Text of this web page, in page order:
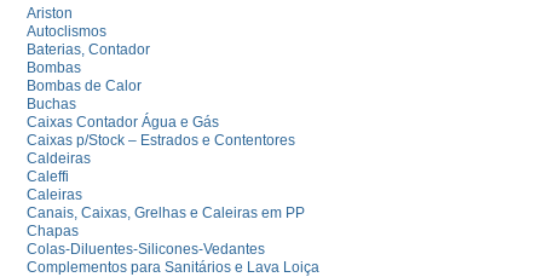
Ariston
Autoclismos
Baterias, Contador
Bombas
Bombas de Calor
Buchas
Caixas Contador Água e Gás
Caixas p/Stock – Estrados e Contentores
Caldeiras
Caleffi
Caleiras
Canais, Caixas, Grelhas e Caleiras em PP
Chapas
Colas-Diluentes-Silicones-Vedantes
Complementos para Sanitários e Lava Loiça